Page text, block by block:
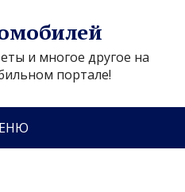
и многое другое на
портале!